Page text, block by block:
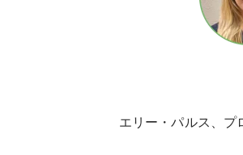
エリー・パルス、プ